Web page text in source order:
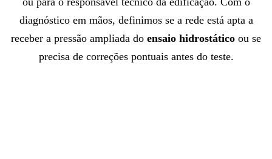
diagnóstico em mãos, definimos se a rede está apta a
receber a pressão ampliada do ensaio hidrostático ou se
precisa de correções pontuais antes do teste.